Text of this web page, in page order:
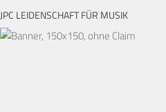
JPC LEIDENSCHAFT FÜR MUSIK